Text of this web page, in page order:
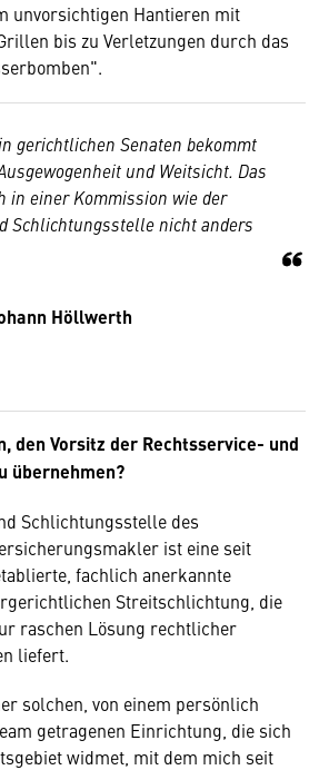
unvorsichtigen Hantieren mit
bis zu Verletzungen durch das
gerichtlichen Senaten bekommt
und Weitsicht. Das
in einer Kommission wie der
Schlichtungsstelle nicht anders
Höllwerth
den Vorsitz der Rechtsservice- und
übernehmen?
Schlichtungsstelle des
ist eine seit
fachlich anerkannte
Streitschlichtung, die
raschen Lösung rechtlicher
liefert.
solchen, von einem persönlich
getragenen Einrichtung, die sich
widmet, mit dem mich seit